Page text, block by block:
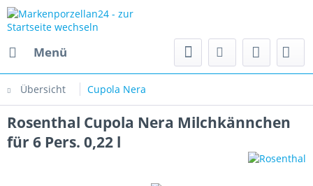
Menü
Übersicht Cupola Nera
Rosenthal Cupola Nera Milchkännchen
für 6 Pers. 0,22 l